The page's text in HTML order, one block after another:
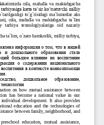
oila,  mahalla  va  maktabgacha
katta ta’sir ko’rsatuvchi milliy
to`g`risidagi  ma`lumotlar  aks
oila,  mahalla  va  maktabgacha  ta`lim
tarbiya   texnologiyalariga   oid   nazariy
ta`lim, o`zaro hamkorlik, milliy tarbiya,
информация о том, что в нашей
и  дошкольного  образования  стала
большое  влияние  на  воспитание
о  содержании национального
в контексте взаимопомощи
дошкольное   образование,
on  how  mutual  assistance  between
has  become  a  national  value  in  our
development.  It  also  provides
education  and  the  technologies  of
between family, neighborhood, and
education,   mutual   assistance,